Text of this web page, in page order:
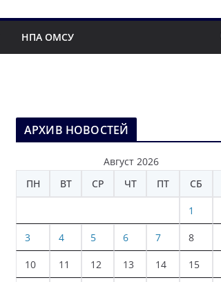
НПА ОМСУ
АРХИВ НОВОСТЕЙ
Август 2026
ПН
ВТ СР ЧТ ПТ СБ
1
3 4 5 6 7 8
10 11 12 13 14 15